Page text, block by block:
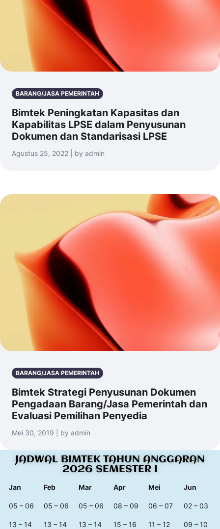
BARANG/JASA PEMERINTAH
Bimtek Peningkatan Kapasitas dan
Kapabilitas LPSE dalam Penyusunan
Dokumen dan Standarisasi LPSE
Agustus 25, 2022 | by admin
BARANG/JASA PEMERINTAH
Bimtek Strategi Penyusunan Dokumen
Pengadaan Barang/Jasa Pemerintah dan
Evaluasi Pemilihan Penyedia
Mei 30, 2019 | by admin
JADWAL BIMTEK TAHUN ANGGARAN
2026 SEMESTER I
Jan Feb Mar Apr Mei Jun
05 – 06 05 – 06 05 – 06 08 – 09 06 – 07 02 – 03
13 – 14 13 – 14 13 – 14 15 – 16 11 – 12 09 – 10